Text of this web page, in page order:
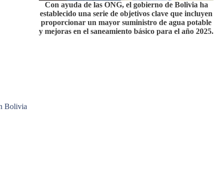
Con ayuda de las ONG, el gobierno de Bolivia ha
establecido una serie de objetivos clave que incluyen
proporcionar un mayor suministro de agua potable
y mejoras en el saneamiento básico para el año 2025.
Bolivia